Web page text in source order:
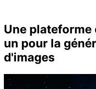
Une
un pour la
d'images